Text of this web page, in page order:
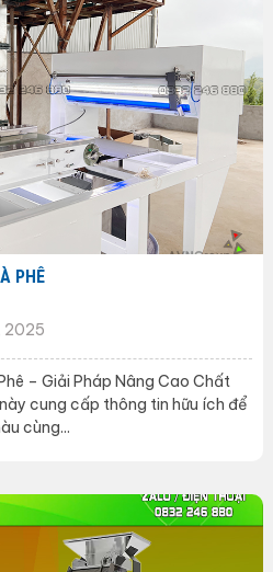
PHÊ
2025
– Giải Pháp Nâng Cao Chất
cung cấp thông tin hữu ích để
cùng...